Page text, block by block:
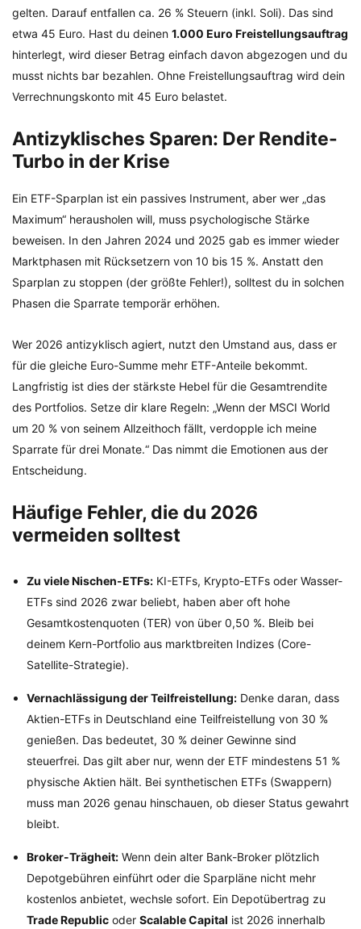
gelten. Darauf entfallen ca. 26 % Steuern (inkl. Soli). Das sind
etwa 45 Euro. Hast du deinen 1.000 Euro Freistellungsauftrag
hinterlegt, wird dieser Betrag einfach davon abgezogen und du
musst nichts bar bezahlen. Ohne Freistellungsauftrag wird dein
Verrechnungskonto mit 45 Euro belastet.
Antizyklisches Sparen: Der Rendite-
Turbo in der Krise
Ein ETF-Sparplan ist ein passives Instrument, aber wer „das
Maximum“ herausholen will, muss psychologische Stärke
beweisen. In den Jahren 2024 und 2025 gab es immer wieder
Marktphasen mit Rücksetzern von 10 bis 15 %. Anstatt den
Sparplan zu stoppen (der größte Fehler!), solltest du in solchen
Phasen die Sparrate temporär erhöhen.
Wer 2026 antizyklisch agiert, nutzt den Umstand aus, dass er
für die gleiche Euro-Summe mehr ETF-Anteile bekommt.
Langfristig ist dies der stärkste Hebel für die Gesamtrendite
des Portfolios. Setze dir klare Regeln: „Wenn der MSCI World
um 20 % von seinem Allzeithoch fällt, verdopple ich meine
Sparrate für drei Monate.“ Das nimmt die Emotionen aus der
Entscheidung.
Häufige Fehler, die du 2026
vermeiden solltest
Zu viele Nischen-ETFs: KI-ETFs, Krypto-ETFs oder Wasser-
ETFs sind 2026 zwar beliebt, haben aber oft hohe
Gesamtkostenquoten (TER) von über 0,50 %. Bleib bei
deinem Kern-Portfolio aus marktbreiten Indizes (Core-
Satellite-Strategie).
Vernachlässigung der Teilfreistellung: Denke daran, dass
Aktien-ETFs in Deutschland eine Teilfreistellung von 30 %
genießen. Das bedeutet, 30 % deiner Gewinne sind
steuerfrei. Das gilt aber nur, wenn der ETF mindestens 51 %
physische Aktien hält. Bei synthetischen ETFs (Swappern)
muss man 2026 genau hinschauen, ob dieser Status gewahrt
bleibt.
Broker-Trägheit: Wenn dein alter Bank-Broker plötzlich
Depotgebühren einführt oder die Sparpläne nicht mehr
kostenlos anbietet, wechsle sofort. Ein Depotübertrag zu
Trade Republic oder Scalable Capital ist 2026 innerhalb